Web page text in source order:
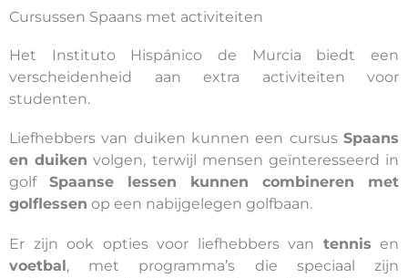
Cursussen Spaans met activiteiten
Het Instituto Hispánico de Murcia biedt een
verscheidenheid aan extra activiteiten voor
studenten.
Liefhebbers van duiken kunnen een cursus Spaans
en duiken volgen, terwijl mensen geïnteresseerd in
golf Spaanse lessen kunnen combineren met
golflessen op een nabijgelegen golfbaan.
Er zijn ook opties voor liefhebbers van tennis en
voetbal, met programma’s die speciaal zijn